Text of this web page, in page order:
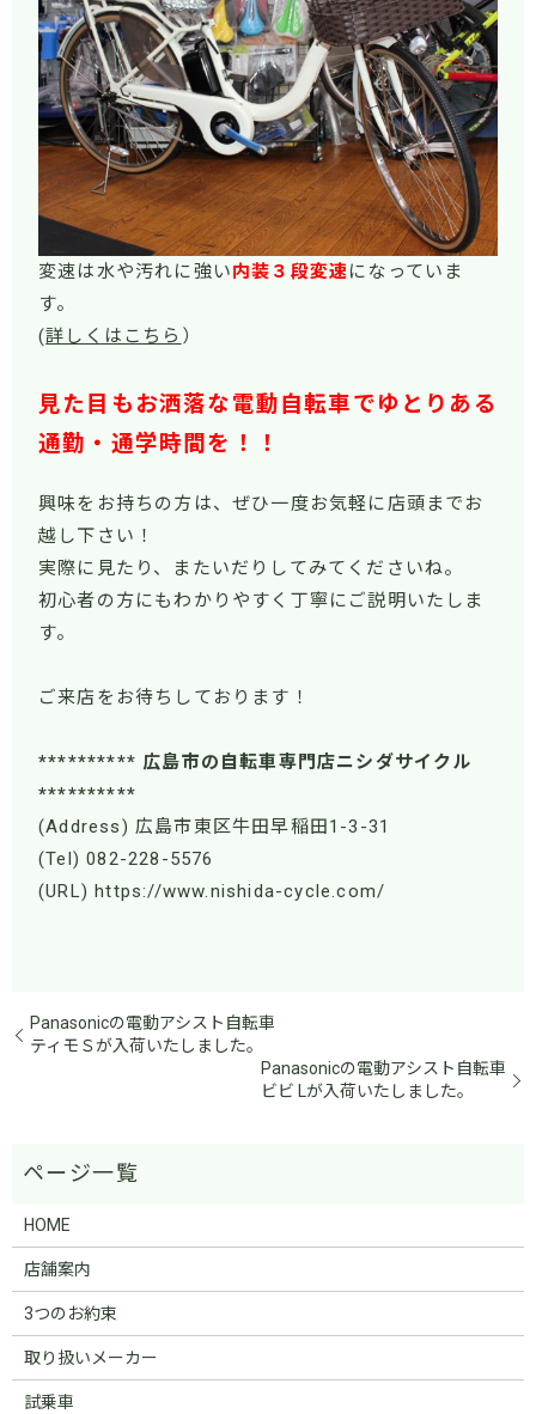
変速は水や汚れに強い内装３段変速になっていま
す。
(詳しくはこちら ）
見た目もお洒落な電動自転車でゆとりある
通勤・通学時間を！！
興味をお持ちの方は、ぜひ一度お気軽に店頭までお
越し下さい！
実際に見たり、またいだりしてみてくださいね。
初心者の方にもわかりやすく丁寧にご説明いたしま
す。
ご来店をお待ちしております！
********** 広島市の自転車専門店ニシダサイクル
**********
(Address) 広島市東区牛田早稲田1-3-31
(Tel) 082-228-5576
(URL) https://www.nishida-cycle.com/
Panasonicの電動アシスト自転車
ティモＳが入荷いたしました。
Panasonicの電動アシスト自転車
ビビ Lが入荷いたしました。
HOME
店舗案内
3つのお約束
取り扱いメーカー
試乗車